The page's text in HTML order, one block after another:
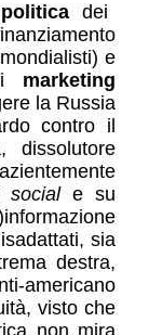
dei
e
marketing
la Russia
contro il
dissolutore
sociale su
sia
destra,
americano
visto che